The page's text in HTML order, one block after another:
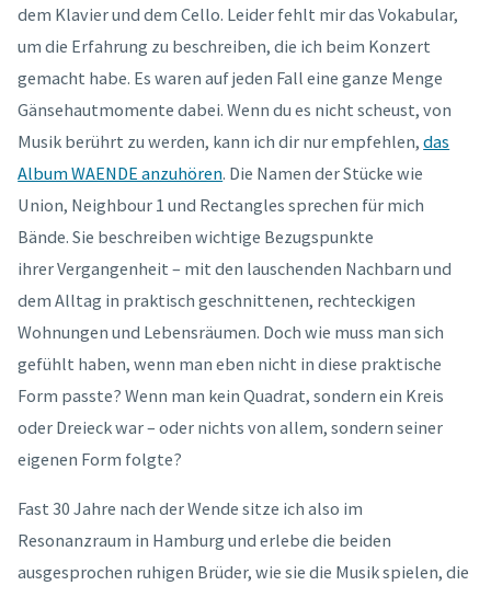
dem Klavier und dem Cello. Leider fehlt mir das Vokabular,
um die Erfahrung zu beschreiben, die ich beim Konzert
gemacht habe. Es waren auf jeden Fall eine ganze Menge
Gänsehautmomente dabei. Wenn du es nicht scheust, von
Musik berührt zu werden, kann ich dir nur empfehlen,das
Album WAENDE anzuhören. Die Namen der Stücke wie
Union, Neighbour 1 und Rectangles sprechen für mich
Bände. Sie beschreiben wichtige Bezugspunkte
ihrerVergangenheit – mit den lauschenden Nachbarn und
dem Alltag in praktisch geschnittenen, rechteckigen
Wohnungen und Lebensräumen. Doch wie muss man sich
gefühlt haben, wenn man eben nicht in diese praktische
Form passte? Wenn man kein Quadrat, sondern ein Kreis
oder Dreieck war – oder nichts von allem, sondern seiner
eigenen Form folgte?
Fast 30 Jahre nach der Wende sitze ich also im
Resonanzraum in Hamburg und erlebe die beiden
ausgesprochen ruhigen Brüder, wie sie die Musik spielen, die